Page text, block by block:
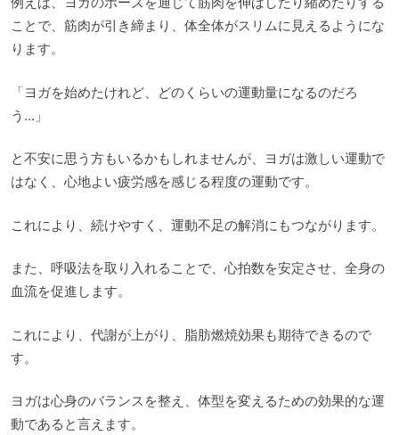
ことで、筋肉が引き締まり、体全体がスリムに見えるようにな
ります。
「ヨガを始めたけれど、どのくらいの運動量になるのだろ
う…」
と不安に思う方もいるかもしれませんが、ヨガは激しい運動で
はなく、心地よい疲労感を感じる程度の運動です。
これにより、続けやすく、運動不足の解消にもつながります。
また、呼吸法を取り入れることで、心拍数を安定させ、全身の
血流を促進します。
これにより、代謝が上がり、脂肪燃焼効果も期待できるので
す。
ヨガは心身のバランスを整え、体型を変えるための効果的な運
動であると言えます。